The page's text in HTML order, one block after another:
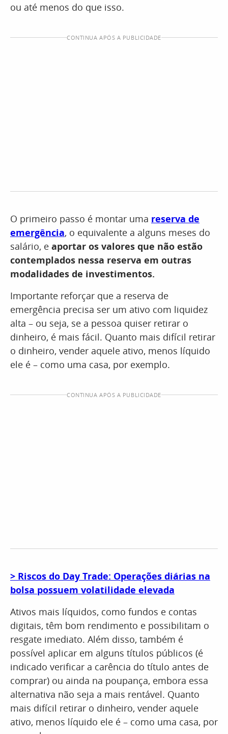
ou até menos do que isso.
CONTINUA APÓS A PUBLICIDADE
O primeiro passo é montar uma reserva de
emergência, o equivalente a alguns meses do
salário, e aportar os valores que não estão
contemplados nessa reserva em outras
modalidades de investimentos.
Importante reforçar que a reserva de
emergência precisa ser um ativo com liquidez
alta – ou seja, se a pessoa quiser retirar o
dinheiro, é mais fácil. Quanto mais difícil retirar
o dinheiro, vender aquele ativo, menos líquido
ele é – como uma casa, por exemplo.
CONTINUA APÓS A PUBLICIDADE
> Riscos do Day Trade: Operações diárias na
bolsa possuem volatilidade elevada
Ativos mais líquidos, como fundos e contas
digitais, têm bom rendimento e possibilitam o
resgate imediato. Além disso, também é
possível aplicar em alguns títulos públicos (é
indicado verificar a carência do título antes de
comprar) ou ainda na poupança, embora essa
alternativa não seja a mais rentável. Quanto
mais difícil retirar o dinheiro, vender aquele
ativo, menos líquido ele é – como uma casa, por